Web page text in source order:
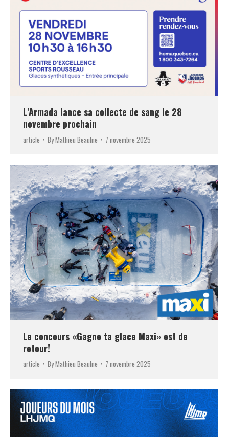
L’Armada lance sa collecte de sang le 28
novembre prochain
article ByMathieu Beaulne 7 novembre 2025
Le concours «Gagne ta glace Maxi» est de
retour!
article ByMathieu Beaulne 7 novembre 2025